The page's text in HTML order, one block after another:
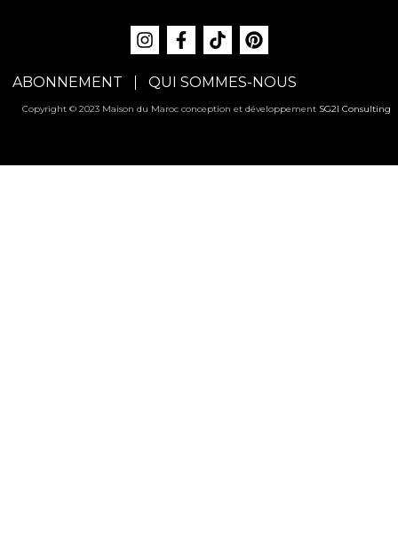
ABONNEMENT QUI SOMMES-NOUS
Copyright © 2023 Maison du Maroc conception et développement SG2I Consulting